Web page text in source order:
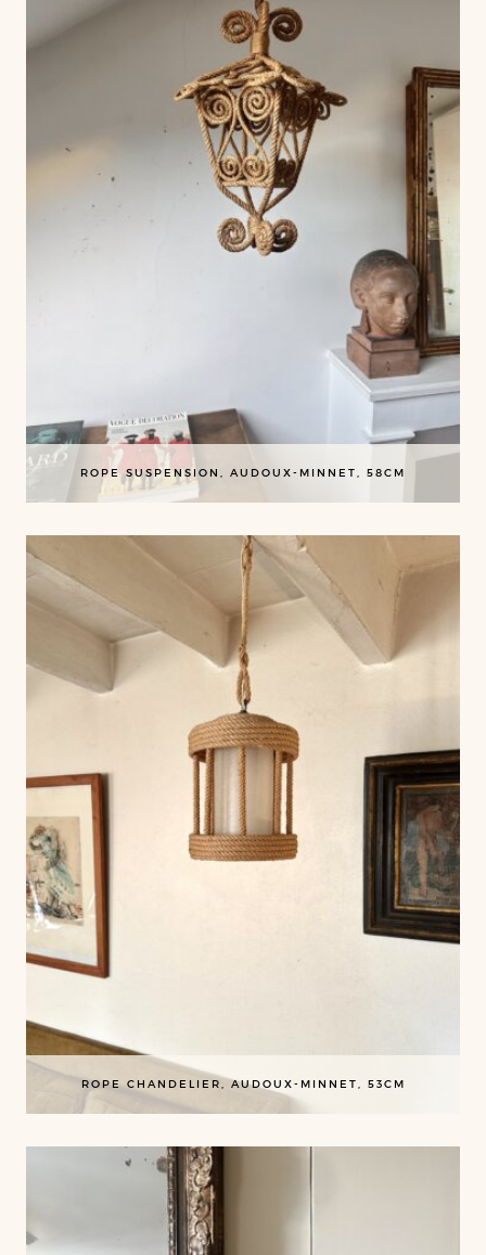
ROPE SUSPENSION, AUDOUX-MINNET, 58CM
ROPE CHANDELIER, AUDOUX-MINNET, 53CM